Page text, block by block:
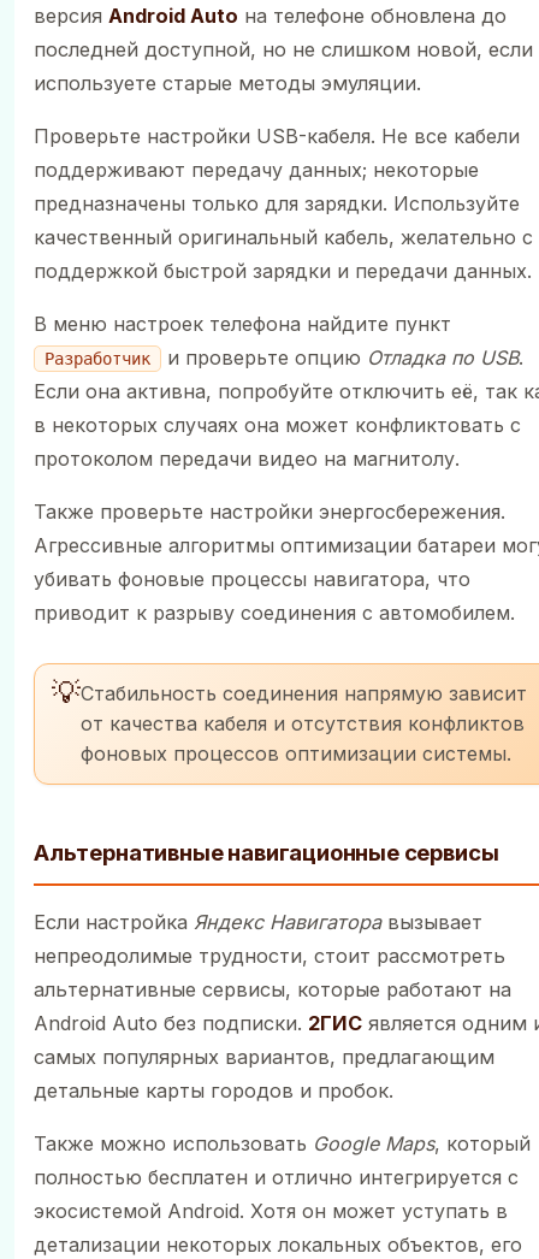
версия Android Auto на телефоне обновлена до
последней доступной, но не слишком новой,
используете старые методы эмуляции.
Проверьте настройки USB-кабеля. Не все кабели
поддерживают передачу данных; некоторые
предназначены только для зарядки. Используйте
качественный оригинальный кабель, желательно с
поддержкой быстрой зарядки и передачи данных.
В меню настроек телефона найдите пункт
Разработчик и проверьте опцию Отладка по USB.
Если она активна, попробуйте отключить её, так
в некоторых случаях она может конфликтовать с
протоколом передачи видео на магнитолу.
Также проверьте настройки энергосбережения.
Агрессивные алгоритмы оптимизации батареи
убивать фоновые процессы навигатора, что
приводит к разрыву соединения с автомобилем.
💡Стабильность соединения напрямую зависит
от качества кабеля и отсутствия конфликтов
фоновых процессов оптимизации системы.
Альтернативные навигационные сервисы
Если настройка Яндекс Навигаторавызывает
непреодолимые трудности, стоит рассмотреть
альтернативные сервисы, которые работают на
Android Auto без подписки. 2ГИС является одним
самых популярных вариантов, предлагающим
детальные карты городов и пробок.
Также можно использовать Google Maps, который
полностью бесплатен и отлично интегрируется с
экосистемой Android. Хотя он может уступать в
детализации некоторых локальных объектов, его